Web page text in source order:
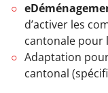
d’activer les
cantonale pour
Adaptation
cantonal